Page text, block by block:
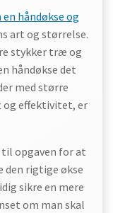
håndøkse og
art og størrelse.
stykker træ og
håndøkse det
med større
og effektivitet, er
opgaven for at
den rigtige økse
sikre en mere
om man skal